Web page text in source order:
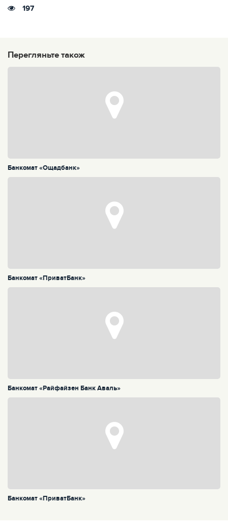
197
Перегляньте також
Банкомат «Ощадбанк»
Банкомат «ПриватБанк»
Банкомат «Райфайзен Банк Аваль»
Банкомат «ПриватБанк»